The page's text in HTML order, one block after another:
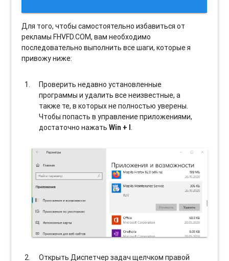
Для того, чтобы самостоятельно избавиться от
рекламы FHVFD.COM, вам необходимо
последовательно выполнить все шаги, которые я
привожу ниже:
Проверить недавно установленные
программы и удалить все неизвестные, а
также те, в которых не полностью уверены.
Чтобы попасть в управление приложениями,
достаточно нажатьWin + I.
Открыть Диспетчер задач щелчком правой